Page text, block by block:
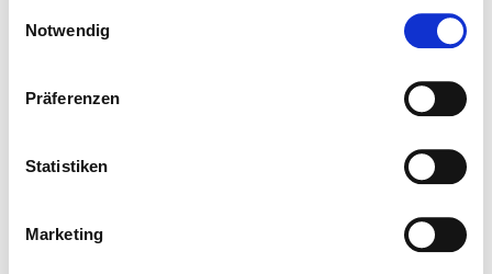
Notwendig
Präferenzen
Statistiken
Marketing